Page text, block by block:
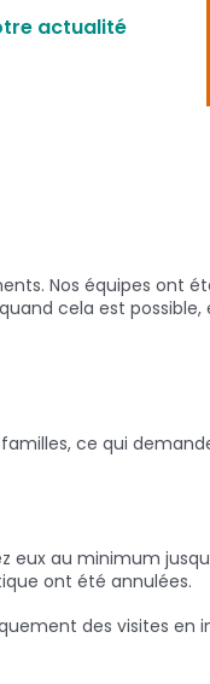
actualité
Nos équipes ont
cela est possible,
ce qui
au minimum
ont été annulées.
des visites en